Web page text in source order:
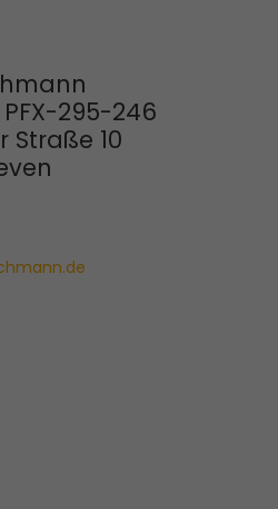
295-246
Straße 10